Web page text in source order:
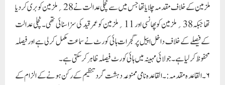
ملزمین کے خلاف مقدمہ چلایا تھا جس میں سے نچلی عدالت نے 28؍ ملزمین کو بری کردیا
تھا جبکہ 38؍ ملزمین کو پھانسی اور 11؍ ملزمین کو عمر قید کی سزا سنائی تھی۔ نچلی عدالت
کے فیصلے کے خلاف داخل اپیل پر گجرات ہائی کورٹ نے سماعت مکمل کرلی ہے اور فیصلہ
محفوظ کرلیا ہے۔جولائی مہینہ میں ہائی کورٹ فیصلہ ظاہر کرسکتی ہے۔
۶۔ القاعد ہ مقدمہ:۔القاعدہ نامی ممنوعہ دہشت گرد تنظیم کے رکن ہونے کے الزام کے